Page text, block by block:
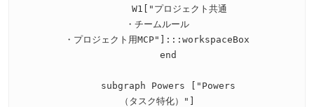
        W1["プロジェクト共通
・チームルール
・プロジェクト用MCP"]:::workspaceBox
    end
    subgraph Powers ["Powers
（タスク特化）"]